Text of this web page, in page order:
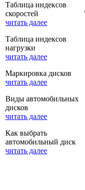
Таблица индексов
скоростей
читать далее
Таблица индексов
нагрузки
читать далее
Маркировка дисков
читать далее
Виды автомобильных
дисков
читать далее
Как выбрать
автомобильный диск
читать далее